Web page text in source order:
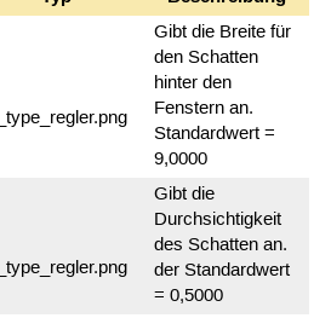
Gibt die Breite für
den Schatten
hinter den
Fenstern an.
Standardwert =
9,0000
Gibt die
Durchsichtigkeit
des Schatten an.
der Standardwert
= 0,5000